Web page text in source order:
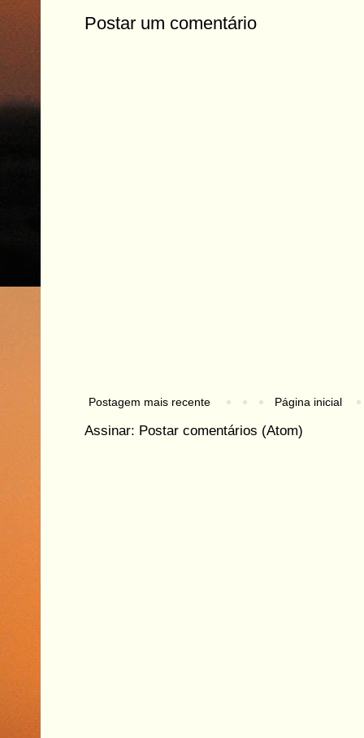
Postar um comentário
Postagem mais recente Página inicial
Assinar: Postar comentários (Atom)